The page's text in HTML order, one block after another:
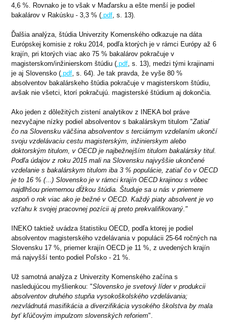
4,6 %. Rovnako je to však v Maďarsku a ešte menší je podiel
bakalárov v Rakúsku - 3,3 % ( .pdf , s. 13).
Ďalšia analýza, štúdia Univerzity Komenského odkazuje na dáta
Európskej komisie z roku 2014, podľa ktorých je v rámci Európy až 6
krajín, pri ktorých viac ako 75 % bakalárov pokračuje v
magisterskom/inžinierskom štúdiu ( .pdf , s. 13), medzi tými krajinami
je aj Slovensko ( .pdf , s. 64). Je tak pravda, že vyše 80 %
absolventov bakalárskeho štúdia pokračuje v magisterskom štúdiu,
avšak nie všetci, ktorí pokračujú. magisterské štúdium aj dokončia.
Ako jeden z dôležitých zistení analytikov z INEKA bol práve
nezvyčajne nízky podiel absolventov s bakalárskym titulom "Zatiaľ
čo na Slovensku väčšina absolventov s terciárnym vzdelaním ukončí
svoju vzdelávaciu cestu magisterským, inžinierskym alebo
doktorským titulom, v OECD je najbežnejším titulom bakalársky titul.
Podľa údajov z roku 2015 mali na Slovensku najvyššie ukončené
vzdelanie s bakalárskym titulom iba 3 % populácie, zatiaľ čo v OECD
je to 16 % (...) Slovensko je v rámci krajín OECD krajinou s vôbec
najdlhšou priemernou dĺžkou štúdia. Študuje sa u nás v priemere
aspoň o rok viac ako je bežné v OECD. Každý piaty absolvent je vo
vzťahu k svojej pracovnej pozícii aj preto prekvalifikovaný "
INEKO taktiež uvádza štatistiku OECD, podľa ktorej je podiel
absolventov magisterského vzdelávania v populácii 25-64 ročných na
Slovensku 17 %, priemer krajín OECD je 11 %, z uvedených krajín
má najvyšší tento podiel Poľsko - 21 %.
Už samotná analýza z Univerzity Komenského začína s
nasledujúcou myšlienkou: "Slovensko je svetový líder v produkcii
absolventov druhého stupňa vysokoškolského vzdelávania;
nezvládnutá masifikácia a diverzifikácia vysokého školstva by mala
byť kľúčovým impulzom slovenských reforiem".